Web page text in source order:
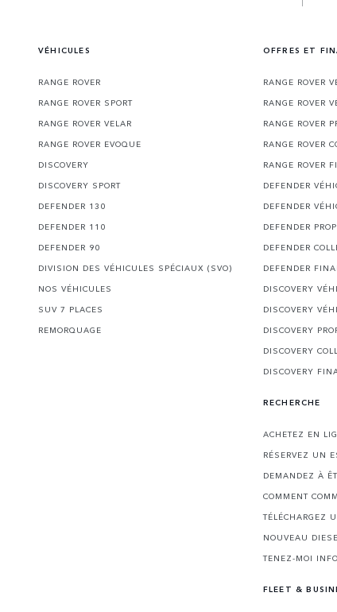
VÉHICULES
RANGE ROVER
RANGE ROVER SPORT
RANGE ROVER VELAR
RANGE ROVER EVOQUE
DISCOVERY
DISCOVERY SPORT
DEFENDER 130
DEFENDER 110
DEFENDER 90
DIVISION DES VÉHICULES SPÉCIAUX (SVO)
NOS VÉHICULES
SUV 7 PLACES
REMORQUAGE
OFFRES ET
RANGE ROVER
RANGE ROVER
RANGE ROVER
RANGE ROVER
RANGE ROVER
DEFENDER
DEFENDER
DEFENDER
DEFENDER
DEFENDER
DISCOVERY
DISCOVERY
DISCOVERY
DISCOVERY
DISCOVERY
RECHERCHE
ACHETEZ EN
RÉSERVEZ UN
DEMANDEZ À
COMMENT
TÉLÉCHARGEZ
NOUVEAU
TENEZ-MOI
FLEET &